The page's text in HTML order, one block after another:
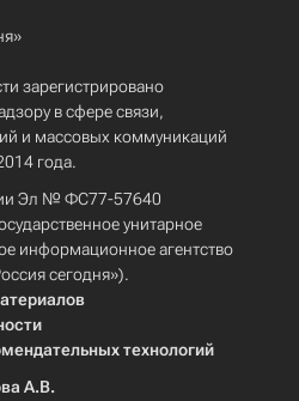
зарегистрировано
в сфере связи,
и массовых коммуникаций
года.
Эл № ФС77-57640
унитарное
информационное агентство
сегодня»).
технологий
А.В.